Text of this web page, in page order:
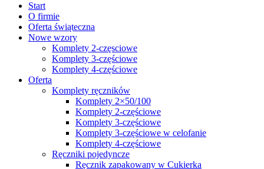
Start
O firmie
Oferta świąteczna
Nowe wzory
Komplety 2-częsciowe
Komplety 3-częściowe
Komplety 4-częściowe
Oferta
Komplety ręczników
Komplety 2×50/100
Komplety 2-częściowe
Komplety 3-częściowe
Komplety 3-częściowe w celofanie
Komplety 4-częściowe
Ręczniki pojedyncze
Ręcznik zapakowany w Cukierka